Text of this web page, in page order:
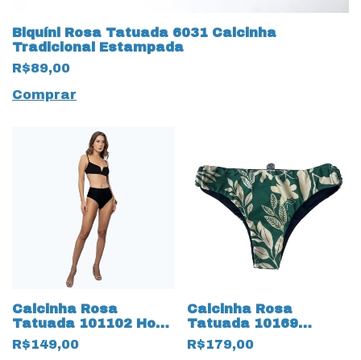
Biquíni Rosa Tatuada 6031 Calcinha
Tradicional Estampada
R$89,00
Comprar
Calcinha Rosa
Tatuada 101102 Hot
Pant Trilobal Preto
R$149,00
Calcinha Rosa
Tatuada 10169
Estampada Argolas
Lateral Verde
R$179,00